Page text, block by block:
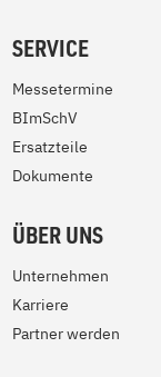
SERVICE
Messetermine
BImSchV
Ersatzteile
Dokumente
ÜBER UNS
Unternehmen
Karriere
Partner werden